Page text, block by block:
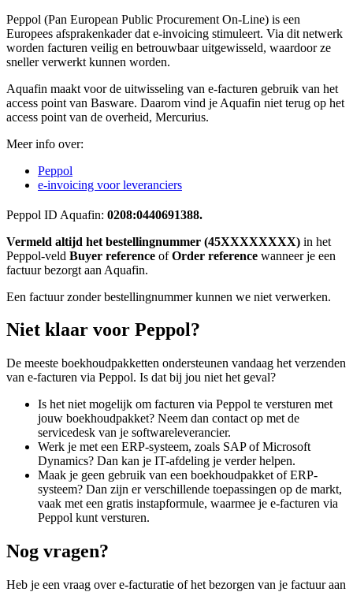
Peppol (Pan European Public Procurement On-Line) is een
Europees afsprakenkader dat e-invoicing stimuleert. Via dit netwerk
worden facturen veilig en betrouwbaar uitgewisseld, waardoor ze
sneller verwerkt kunnen worden.
Aquafin maakt voor de uitwisseling van e-facturen gebruik van het
access point van Basware. Daarom vind je Aquafin niet terug op het
access point van de overheid, Mercurius.
Meer info over:
Peppol
e-invoicing voor leveranciers
Peppol ID Aquafin: 0208:0440691388.
Vermeld altijd het bestellingnummer (45XXXXXXXX) in het
Peppol-veld Buyer reference ofOrder reference wanneer je een
factuur bezorgt aan Aquafin.
Een factuur zonder bestellingnummer kunnen we niet verwerken.
Niet klaar voor Peppol?
De meeste boekhoudpakketten ondersteunen vandaag het verzenden
van e-facturen via Peppol. Is dat bij jou niet het geval?
Is het niet mogelijk om facturen via Peppol te versturen met
jouw boekhoudpakket? Neem dan contact op met de
servicedesk van je softwareleverancier.
Werk je met een ERP-systeem, zoals SAP of Microsoft
Dynamics? Dan kan je IT-afdeling je verder helpen.
Maak je geen gebruik van een boekhoudpakket of ERP-
systeem? Dan zijn er verschillende toepassingen op de markt,
vaak met een gratis instapformule, waarmee je e-facturen via
Peppol kunt versturen.
Nog vragen?
Heb je een vraag over e-facturatie of het bezorgen van je factuur aan